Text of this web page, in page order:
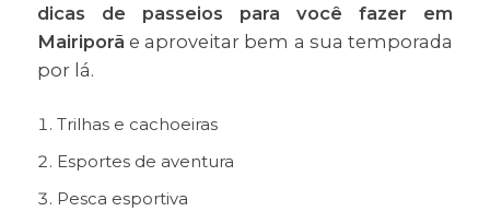
dicas de passeios para você fazer em
Mairiporã e aproveitar bem a sua temporada
por lá.
Trilhas e cachoeiras
Esportes de aventura
Pesca esportiva